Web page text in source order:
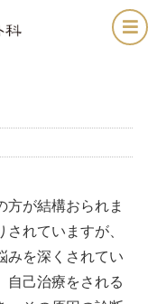
方が結構おられま
れていますが、
みを深くされてい
自己治療をされる